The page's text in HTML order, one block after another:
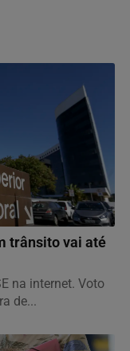
trânsito vai até
na internet. Voto
de...